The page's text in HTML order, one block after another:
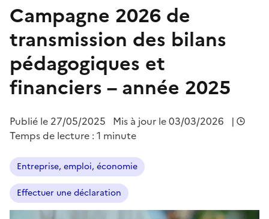
Campagne 2026 de
transmission des bilans
pédagogiques et
financiers – année 2025
Publié le 27/05/2025 Mis à jour le 03/03/2026
|
Temps de lecture : 1 minute
Entreprise, emploi, économie
Effectuer une déclaration